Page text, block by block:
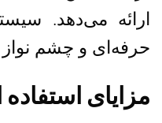
ارائه می‌دهد.
حرفه‌ای و چشم
مزایای